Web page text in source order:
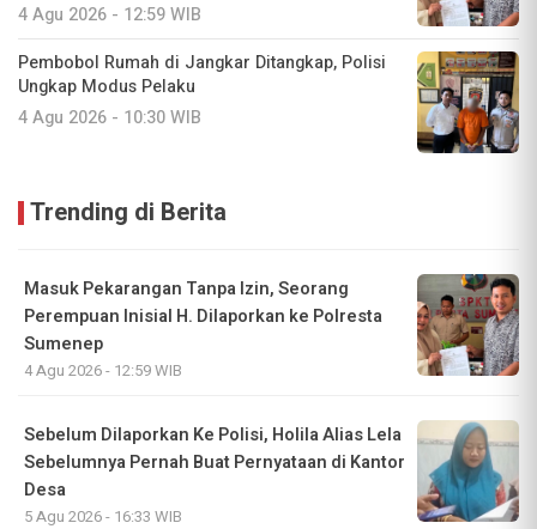
4 Agu 2026 - 12:59 WIB
Pembobol Rumah di Jangkar Ditangkap, Polisi
Ungkap Modus Pelaku
4 Agu 2026 - 10:30 WIB
Trending di Berita
Masuk Pekarangan Tanpa Izin, Seorang
Perempuan Inisial H. Dilaporkan ke Polresta
Sumenep
4 Agu 2026 - 12:59 WIB
Sebelum Dilaporkan Ke Polisi, Holila Alias Lela
Sebelumnya Pernah Buat Pernyataan di Kantor
Desa
5 Agu 2026 - 16:33 WIB